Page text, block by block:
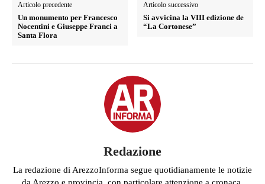
Articolo precedente
Un monumento per Francesco
Nocentini e Giuseppe Franci a
Santa Flora
Articolo successivo
Si avvicina la VIII edizione de
“La Cortonese”
Redazione
La redazione di ArezzoInforma segue quotidianamente le notizie